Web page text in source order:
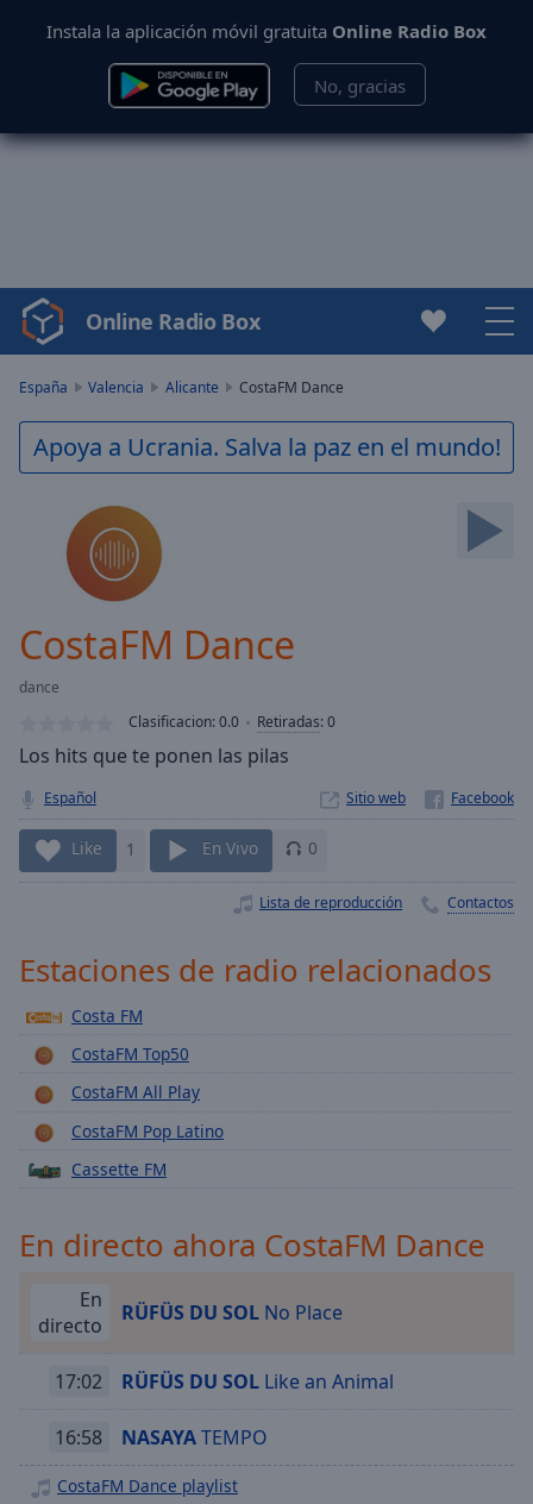
Instala la aplicación móvil gratuita Online Radio Box
No, gracias
Video
Player
Play
Video
Backward
Current
Time0:00
0.00%
TypeLIVE
Seek to
live,
currently
Time-
Playback
Rate
Chapters
Chapters
selected
settings ,
opens
subtitles
Online Radio Box
España Valencia Alicante CostaFM Dance
Apoya a Ucrania. Salva la paz en el mundo!
CostaFM Dance
dance
Clasificacion:0.0 Retiradas:0
Los hits que te ponen las pilas
Español Sitio web
Like 1 En Vivo 0
Lista de reproducción Contactos
Estaciones de radio relacionados
Costa FM
CostaFM Top50
CostaFM All Play
CostaFM Pop Latino
Cassette FM
En directo ahora CostaFM Dance
En
directo
RÜFÜS DU SOL No Place
17:02 RÜFÜS DU SOL Like an Animal
16:58 NASAYATEMPO
CostaFM Dance playlist